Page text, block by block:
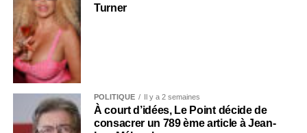
Turner
POLITIQUE Il y a 2 semaines
À court d’idées, Le Point décide de
consacrer un 789 ème article à Jean-